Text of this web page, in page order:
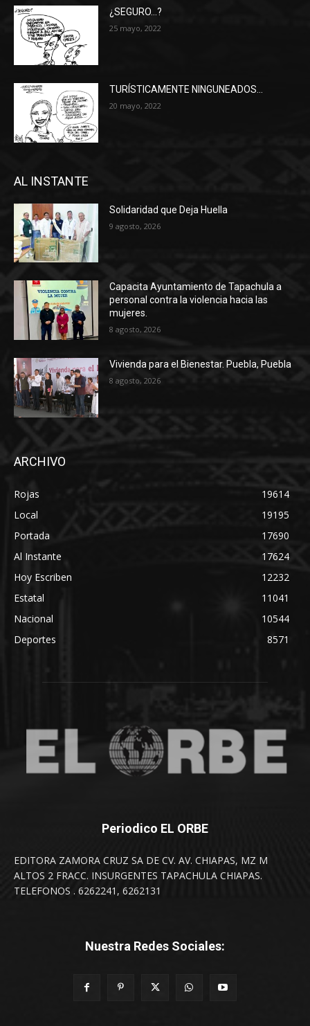
¿SEGURO…?
25 mayo, 2022
TURÍSTICAMENTE NINGUNEADOS…
20 mayo, 2022
AL INSTANTE
Solidaridad que Deja Huella
9 agosto, 2026
Capacita Ayuntamiento de Tapachula a
personal contra la violencia hacia las
mujeres.
8 agosto, 2026
Vivienda para el Bienestar. Puebla, Puebla
8 agosto, 2026
ARCHIVO
Rojas
19614
Local
19195
Portada
17690
Al Instante
17624
Hoy Escriben
12232
Estatal
11041
Nacional
10544
Deportes
8571
Periodico EL ORBE
EDITORA ZAMORA CRUZ SA DE CV. AV. CHIAPAS, MZ M
ALTOS 2 FRACC. INSURGENTES TAPACHULA CHIAPAS.
TELEFONOS . 6262241, 6262131
Nuestra Redes Sociales: